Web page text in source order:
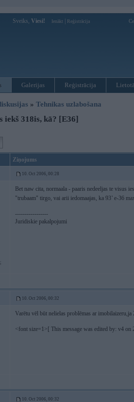
Sveiks, Viesi! Ienākt Reģistrācija
Galerijas Reģistrācija
» Tehnikas uzlabošana
iekš 318is, kā? [E36]
Ziņojums
10. Oct 2006, 00:28
Bet naw cita, normaala - paaris nedeeljas te visus
"trubaam" tirgo, vai arii iedomaajas, ka 93’ e-36
-----------------
Juridiskie pakalpojumi
10. Oct 2006, 00:32
Varētu vēl būt nelielas problēmas ar imobilaizeru,ja
<font size=1>[ This message was edited by: v4
10. Oct 2006, 00:32